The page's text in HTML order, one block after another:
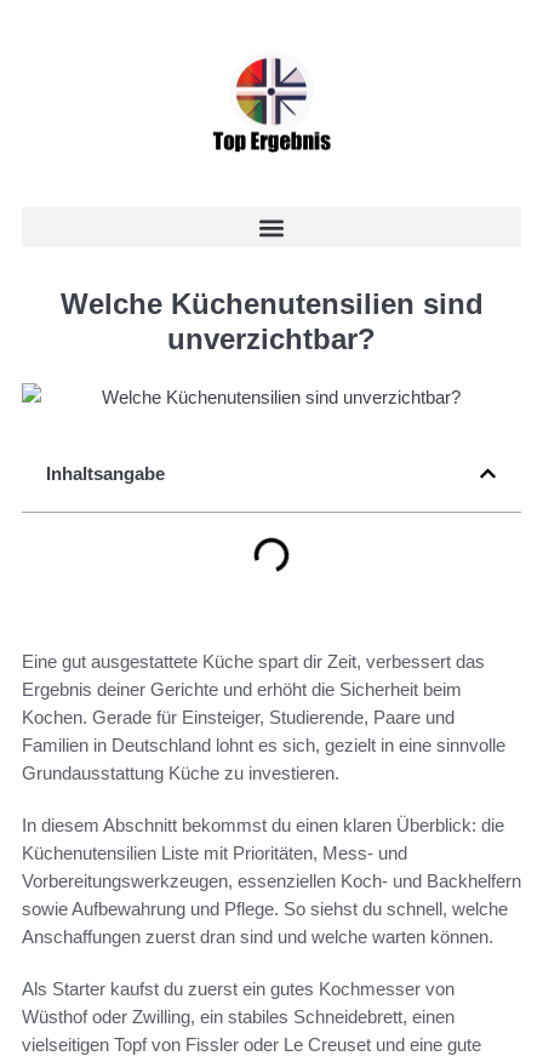
Welche Küchenutensilien sind
unverzichtbar?
Inhaltsangabe
Eine gut ausgestattete Küche spart dir Zeit, verbessert das
Ergebnis deiner Gerichte und erhöht die Sicherheit beim
Kochen. Gerade für Einsteiger, Studierende, Paare und
Familien in Deutschland lohnt es sich, gezielt in eine sinnvolle
Grundausstattung Küche zu investieren.
In diesem Abschnitt bekommst du einen klaren Überblick: die
Küchenutensilien Liste mit Prioritäten, Mess- und
Vorbereitungswerkzeugen, essenziellen Koch- und Backhelfern
sowie Aufbewahrung und Pflege. So siehst du schnell, welche
Anschaffungen zuerst dran sind und welche warten können.
Als Starter kaufst du zuerst ein gutes Kochmesser von
Wüsthof oder Zwilling, ein stabiles Schneidebrett, einen
vielseitigen Topf von Fissler oder Le Creuset und eine gute